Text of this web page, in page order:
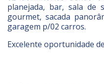
planejada, bar, sala de
gourmet, sacada
garagem p/02 carros.
Excelente oportunidade